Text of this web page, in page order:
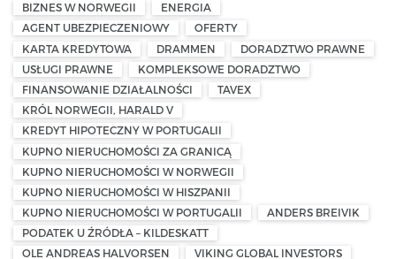
BIZNES W NORWEGII
ENERGIA
AGENT UBEZPIECZENIOWY
OFERTY
KARTA KREDYTOWA
DRAMMEN
DORADZTWO PRAWNE
USŁUGI PRAWNE
KOMPLEKSOWE DORADZTWO
FINANSOWANIE DZIAŁALNOŚCI
TAVEX
KRÓL NORWEGII, HARALD V
KREDYT HIPOTECZNY W PORTUGALII
KUPNO NIERUCHOMOŚCI ZA GRANICĄ
KUPNO NIERUCHOMOŚCI W NORWEGII
KUPNO NIERUCHOMOŚCI W HISZPANII
KUPNO NIERUCHOMOŚCI W PORTUGALII
ANDERS BREIVIK
PODATEK U ŹRÓDŁA – KILDESKATT
OLE ANDREAS HALVORSEN
VIKING GLOBAL INVESTORS